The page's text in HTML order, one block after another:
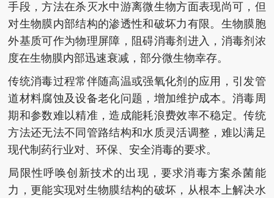
手段，方法在杀灭水中游离微生物方面表现尚可，但
对生物膜内部结构的渗透性和破坏力有限。生物膜胞
外基质可作为物理屏障，阻碍消毒剂进入，消毒剂浓
度在生物膜内部迅速衰减，部分微生物幸存。
传统消毒过程常伴随高温或强氧化剂的应用，引发管
道材料腐蚀及设备老化问题，增加维护成本。消毒周
期和参数难以精准，造成能耗浪费效率不稳定。传统
方法还无法不同管路结构和水质灵活调整，难以满足
现代制药行业对、环保、安全消毒的要求。
局限性呼唤创新技术的出现，要求消毒方案杀菌能
力，更能实现对生物膜结构的破坏，从根本上解决水